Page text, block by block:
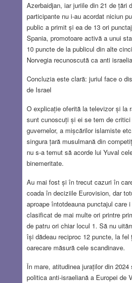
Azerbaidjan, iar juriile din 21 de țări
participante nu i-au acordat niciun
public a primit și ea de 13 ori
Spania, promotoare activă a unui
10 puncte de la publicul din alte
Norvegia recunoscută ca anti
Concluzia este clară: juriul face o
de Israel
O explicație oferită la televizor și la
sunt cunoscuți și ei se tem de
guvernelor, a mișcărilor islamiste
singura țară musulmană din
nu s-a temut să acorde lui Yuval
binemeritate.
Au mai fost și în trecut cazuri în
coada în deciziile Eurovision, dar
aproape întotdeauna punctajul care
clasificat de mai multe ori printre
de patru ori chiar locul 1. Să nu
își dădeau reciproc 12 puncte, la fel
oarecare măsură cele scandinave.
În mare, atitudinea juraților din 2024
politica anti-israeliană a Europei de